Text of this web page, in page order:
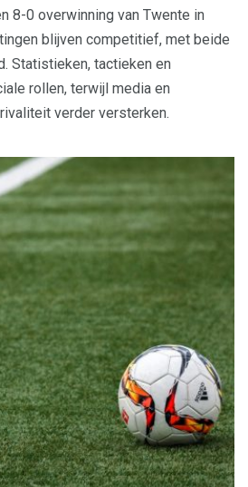
8-0 overwinning van Twente in
blijven competitief, met beide
Statistieken, tactieken en
rollen, terwijl media en
verder versterken.